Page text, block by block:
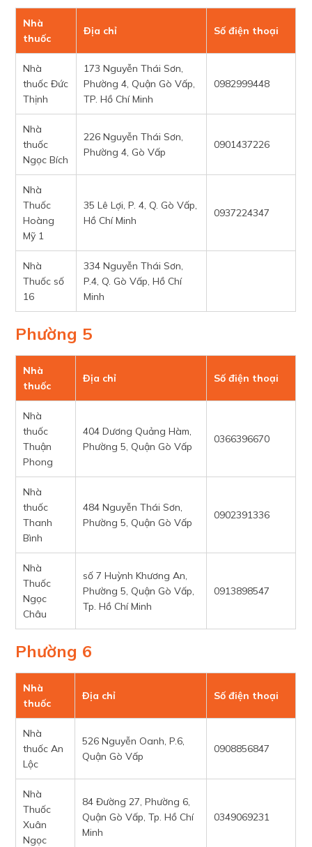
Nhà
thuốc
Địa chỉ Số điện thoại
Nhà
thuốc Đức
Thịnh
173 Nguyễn Thái Sơn,
Phường 4, Quận Gò Vấp,
TP. Hồ Chí Minh
0982999448
Nhà
thuốc
Ngọc Bích
226 Nguyễn Thái Sơn,
Phường 4, Gò Vấp
0901437226
Nhà
Thuốc
Hoàng
Mỹ 1
35 Lê Lợi, P. 4, Q. Gò Vấp,
Hồ Chí Minh
0937224347
Nhà
Thuốc số
16
334 Nguyễn Thái Sơn,
P.4, Q. Gò Vấp, Hồ Chí
Minh
Phường 5
Nhà
thuốc
Địa chỉ Số điện thoại
Nhà
thuốc
Thuận
Phong
404 Dương Quảng Hàm,
Phường 5, Quận Gò Vấp
0366396670
Nhà
thuốc
Thanh
Bình
484 Nguyễn Thái Sơn,
Phường 5, Quận Gò Vấp
0902391336
Nhà
Thuốc
Ngọc
Châu
số 7 Huỳnh Khương An,
Phường 5, Quận Gò Vấp,
Tp. Hồ Chí Minh
0913898547
Phường 6
Nhà
thuốc
Địa chỉ Số điện thoại
Nhà
thuốc An
Lộc
526 Nguyễn Oanh, P.6,
Quận Gò Vấp
0908856847
Nhà
Thuốc
Xuân
Ngọc
84 Đường 27, Phường 6,
Quận Gò Vấp, Tp. Hồ Chí
Minh
0349069231